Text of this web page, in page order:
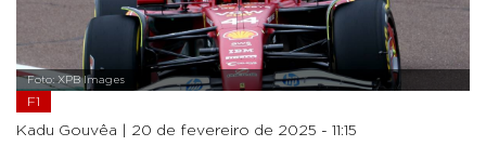
Foto: XPB Images
F1
Kadu Gouvêa | 20 de fevereiro de 2025 - 11:15